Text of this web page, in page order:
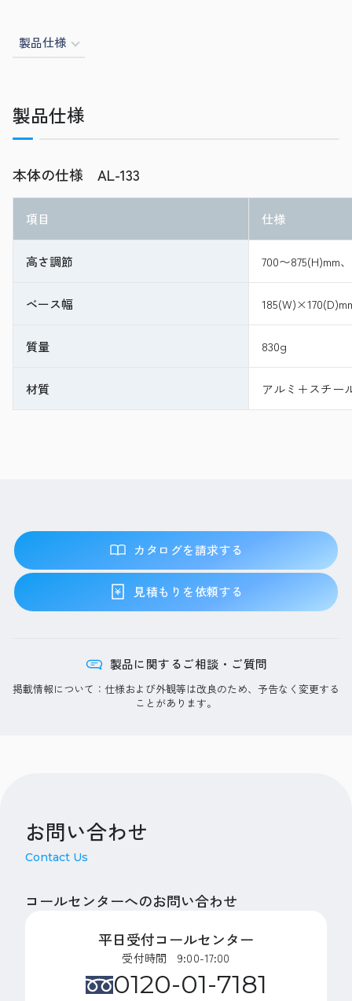
製品仕様
製品仕様
本体の仕様 AL-133
項目 仕様
高さ調節 700〜875(H)mm
ベース幅
質量 830g
材質 アルミ＋スチー
カタログを請求する
見積もりを依頼する
製品に関するご相談・ご質問
掲載情報について：仕様および外観等は改良のため、予告なく変更する
ことがあります。
お問い合わせ
Contact Us
コールセンターへのお問い合わせ
平日受付コールセンター
受付時間 9:00-17:00
0120-01-7181